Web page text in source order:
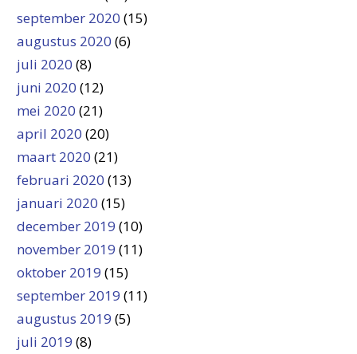
september 2020 (15)
augustus 2020 (6)
juli 2020 (8)
juni 2020 (12)
mei 2020 (21)
april 2020 (20)
maart 2020 (21)
februari 2020 (13)
januari 2020 (15)
december 2019 (10)
november 2019 (11)
oktober 2019 (15)
september 2019 (11)
augustus 2019 (5)
juli 2019 (8)